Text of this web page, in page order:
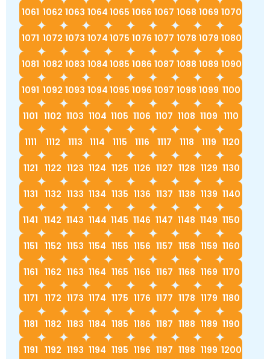
1061 1062 1063 1064 1065 1066 1067 1068 1069 1070
1071 1072 1073 1074 1075 1076 1077 1078 1079 1080
1081 1082 1083 1084 1085 1086 1087 1088 1089 1090
1091 1092 1093 1094 1095 1096 1097 1098 1099 1100
1101 1102 1103 1104 1105 1106 1107 1108 1109 1110
1111 1112 1113 1114 1115 1116 1117 1118 1119 1120
1121 1122 1123 1124 1125 1126 1127 1128 1129 1130
1131 1132 1133 1134 1135 1136 1137 1138 1139 1140
1141 1142 1143 1144 1145 1146 1147 1148 1149 1150
1151 1152 1153 1154 1155 1156 1157 1158 1159 1160
1161 1162 1163 1164 1165 1166 1167 1168 1169 1170
1171 1172 1173 1174 1175 1176 1177 1178 1179 1180
1181 1182 1183 1184 1185 1186 1187 1188 1189 1190
1191 1192 1193 1194 1195 1196 1197 1198 1199 1200